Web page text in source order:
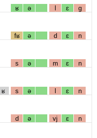
ʁ ə l ɛ g
fʁ ə d ɛ n
s ə m ɛ n
ʁ s ə l ɛ n
d ə vj ɛ n